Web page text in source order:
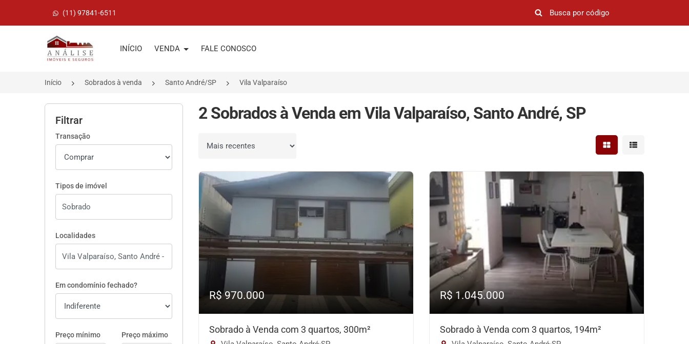
(11) 97841-6511
Página inicial
INÍCIO VENDA FALE CONOSCO
Início Sobrados à venda Santo André/SP Vila Valparaíso
Filtrar
Transação
Tipos de imóvel
Localidades
Em condomínio fechado?
Preço mínimo Preço máximo
2 Sobrados à Venda em Vila Valparaíso, Santo André, SP
Ordenar por Mostrar resultados em
Mostrar
R$ 970.000
Sobrado à Venda com 3 quartos, 300m²
R$ 1.045.000
Sobrado à Venda com 3 quartos, 194m²